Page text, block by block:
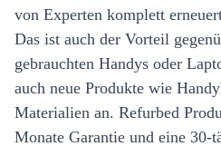
von Experten komplett
Das ist auch der Vorteil
gebrauchten Handys oder
auch neue Produkte wie
Materialien an. Refurbed
Monate Garantie und eine 30-